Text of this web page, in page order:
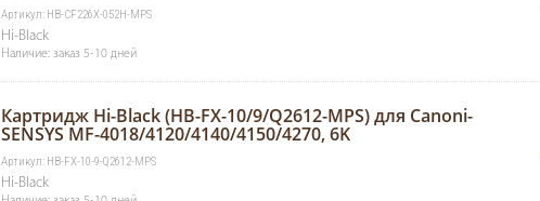
Артикул: HB-CF226X-052H-MPS
Hi-Black
Наличие: заказ 5-10 дней
Картридж Hi-Black (HB-FX-10/9/Q2612-MPS) для Canoni-
SENSYS MF-4018/4120/4140/4150/4270, 6K
Артикул: HB-FX-10-9-Q2612-MPS
Hi-Black